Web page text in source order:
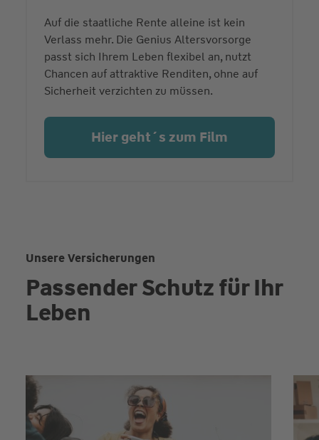
Auf die staatliche Rente alleine ist kein
Verlass mehr. Die Genius Altersvorsorge
passt sich Ihrem Leben flexibel an, nutzt
Chancen auf attraktive Renditen, ohne auf
Sicherheit verzichten zu müssen.
Hier geht´s zum Film
Unsere Versicherungen
Passender Schutz für Ihr
Leben